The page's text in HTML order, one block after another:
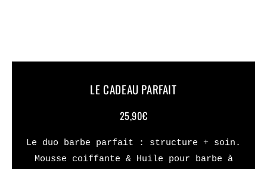
LE CADEAU PARFAIT
25,90€
Le duo barbe parfait : structure + soin.
Mousse coiffante & Huile pour barbe à